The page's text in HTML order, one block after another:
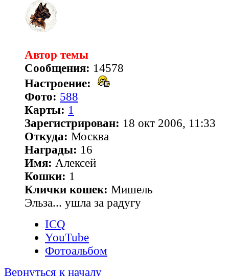
Автор темы
Сообщения: 14578
Настроение:
Фото: 588
Карты: 1
Зарегистрирован: 18 окт 2006, 11:33
Откуда: Москва
Награды: 16
Имя: Алексей
Кошки: 1
Клички кошек: Мишель
Эльза... ушла за радугу
ICQ
YouTube
Фотоальбом
Вернуться к началу